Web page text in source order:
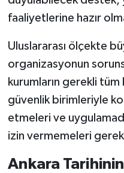
faaliyetlerine hazır
Uluslararası ölçekte
organizasyonun
kurumların gerekli tüm
güvenlik birimleriyle
etmeleri ve
izin vermemeleri
Ankara